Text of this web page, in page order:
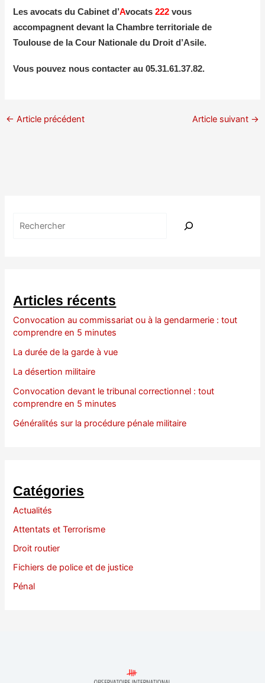
Les avocats du Cabinet d’Avocats 222vous
accompagnent devant la Chambre territoriale de
Toulouse de la Cour Nationale du Droit d’Asile.
Vous pouvez nous contacter au 05.31.61.37.82.
← Article précédent Article suivant →
Rechercher
Articles récents
Convocation au commissariat ou à la gendarmerie : tout
comprendre en 5 minutes
La durée de la garde à vue
La désertion militaire
Convocation devant le tribunal correctionnel : tout
comprendre en 5 minutes
Généralités sur la procédure pénale militaire
Catégories
Actualités
Attentats et Terrorisme
Droit routier
Fichiers de police et de justice
Pénal